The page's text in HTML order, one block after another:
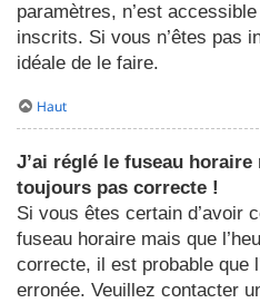
paramètres, n’est
inscrits. Si vous n’êtes pas
idéale de le faire.
Haut
J’ai réglé le fuseau horaire
toujours pas correcte !
Si vous êtes certain d’avoir
fuseau horaire mais que
correcte, il est probable que
erronée. Veuillez contacter